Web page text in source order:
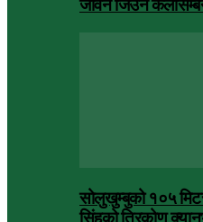
जीवन जिउने
सोलुखुम्बुको १०५
सिंहको त्रिकोण